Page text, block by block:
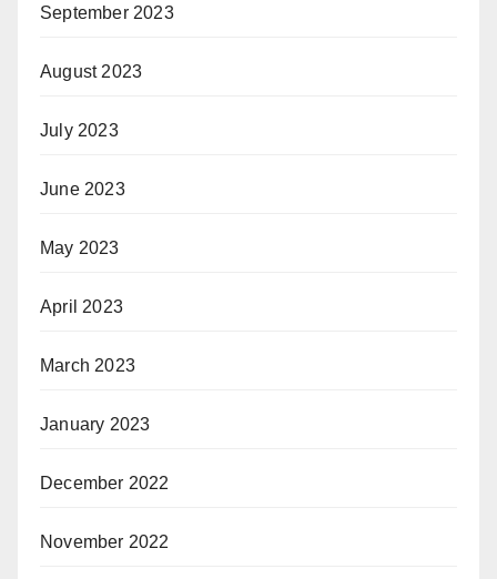
September 2023
August 2023
July 2023
June 2023
May 2023
April 2023
March 2023
January 2023
December 2022
November 2022